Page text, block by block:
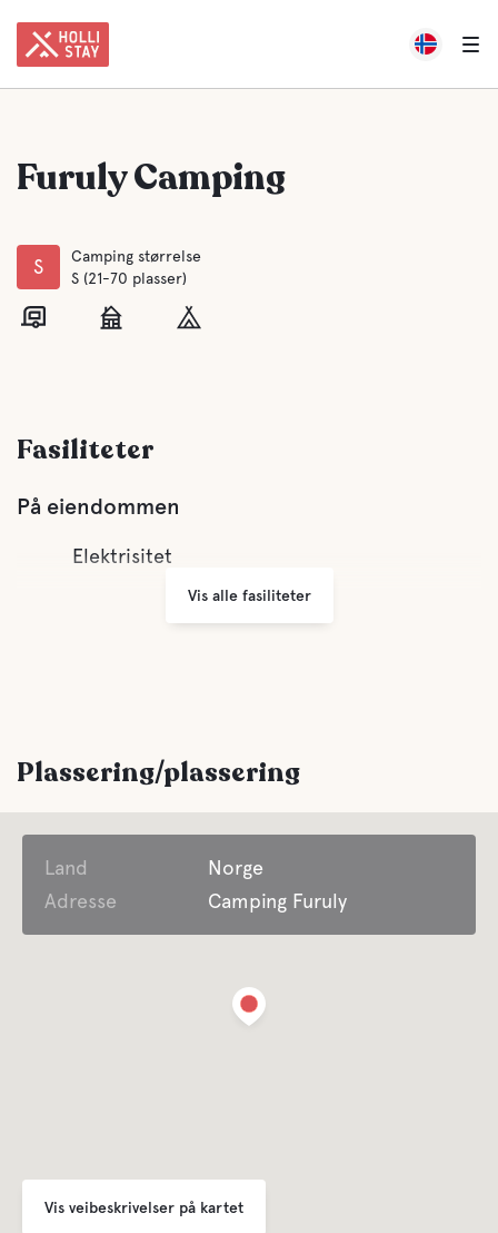
Furuly Camping
S
Camping størrelse
S (21-70 plasser)
Fasiliteter
På eiendommen
Elektrisitet
Vis alle fasiliteter
Plassering/plassering
Land
Norge
Adresse
Camping Furuly
Vis veibeskrivelser på kartet